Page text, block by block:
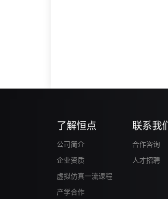
了解恒点
公司简介
企业资质
虚拟仿真一流课程
产学合作
联系我们
合作咨询
人才招聘